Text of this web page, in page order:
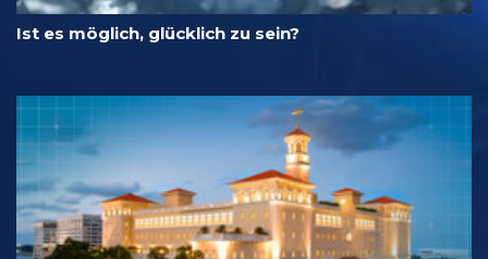
Ist es möglich, glücklich zu sein?